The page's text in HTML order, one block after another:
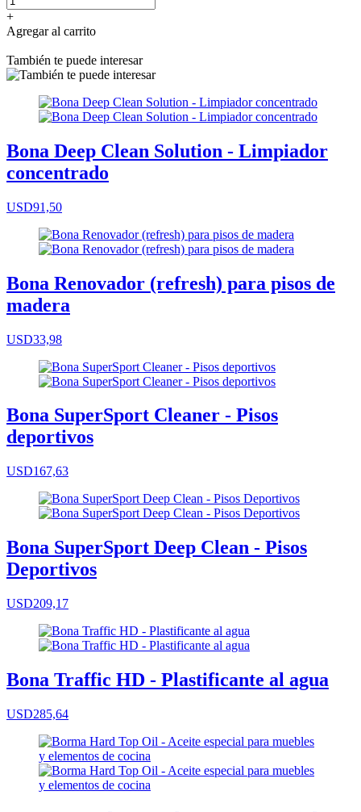
+
Agregar al carrito
También te puede interesar
Bona Deep Clean Solution - Limpiador
concentrado
USD91,50
Bona Renovador (refresh) para pisos de
madera
USD33,98
Bona SuperSport Cleaner - Pisos
deportivos
USD167,63
Bona SuperSport Deep Clean - Pisos
Deportivos
USD209,17
Bona Traffic HD - Plastificante al agua
USD285,64